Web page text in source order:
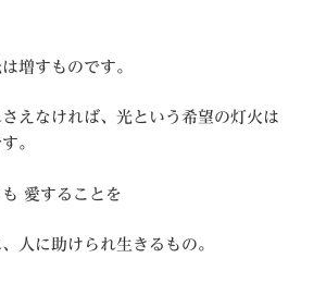
増すものです。
えなければ、光という希望の灯火は
。
愛することを
人に助けられ生きるもの。